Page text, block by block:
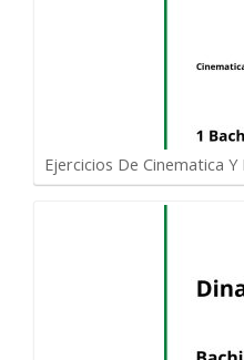
Ejercicios De Cinematica